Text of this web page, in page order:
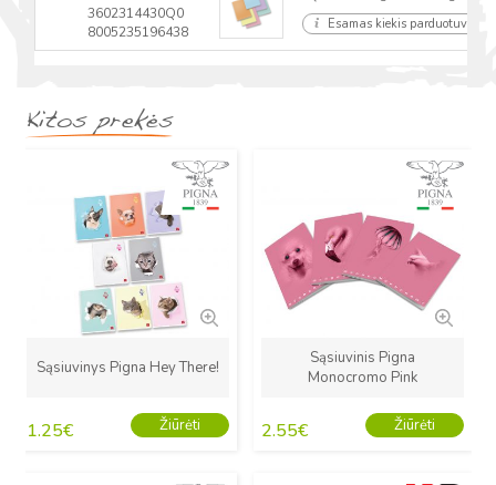
3602314430Q0
8005235196438
Esamas kiekis parduotuvėse
Kitos prekės
Sąsiuvinys Pigna Hey There!
1.25€ Žiūrėti
Sąsiuvinis Pigna
Monocromo Pink
2.55€ Žiūrėti